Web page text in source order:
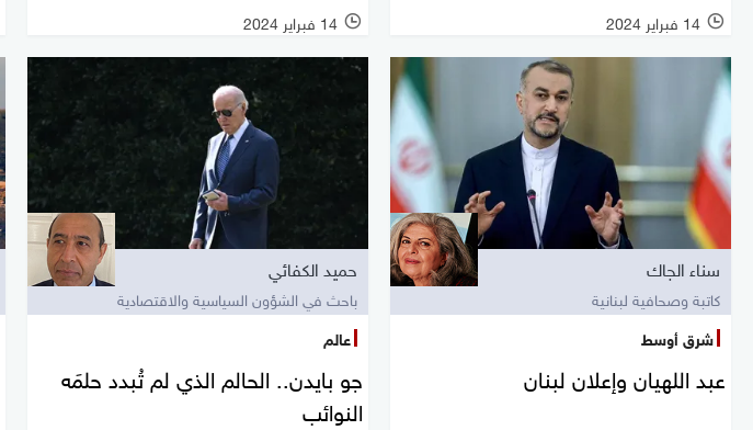
14 فبراير 2024 14 فبراير 2024
سناء الجاك
كاتبة وصحافية لبنانية
شرق أوسط
عبد اللهيان وإعلان لبنان
حميد الكفائي
باحث في الشؤون السياسية والاقتصادية
عالم
جو بايدن.. الحالم الذي لم تُبدد حلمَه
النوائب